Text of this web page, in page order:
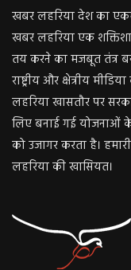
खबर लहरिया देश का
खबर लहरिया एक
तय करने का मजबूत तंत्र
राष्ट्रीय और क्षेत्रीय
लहरिया खासतौर पर
लिए बनाई गई योजनाओं
को उजागर करता है।
लहरिया की खासियत।